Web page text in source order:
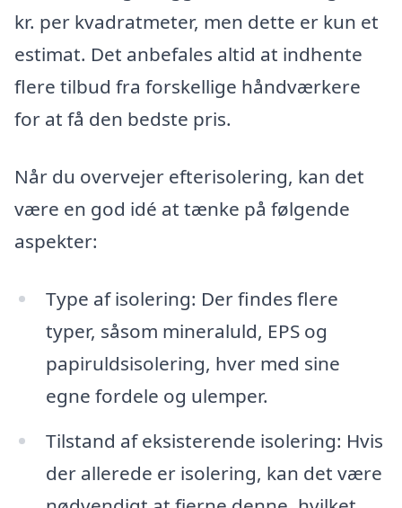
kr. per kvadratmeter, men dette er kun et
estimat. Det anbefales altid at indhente
flere tilbud fra forskellige håndværkere
for at få den bedste pris.
Når du overvejer efterisolering, kan det
være en god idé at tænke på følgende
aspekter:
Type af isolering: Der findes flere
typer, såsom mineraluld, EPS og
papiruldsisolering, hver med sine
egne fordele og ulemper.
Tilstand af eksisterende isolering: Hvis
der allerede er isolering, kan det være